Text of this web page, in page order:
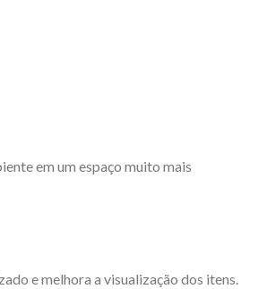
em um espaço muito mais
e melhora a visualização dos itens.